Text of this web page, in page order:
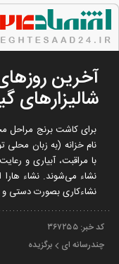
آخرین
شالیزار‌های
برای کاشت برنج مراحل
نام خزانه (به زبان محلی
با مراقبت، آبیاری و
نشاء می‌شوند. نشاء هارا
نشاء‌کاری بصورت دستی و
کد خبر: ۳۶۷۲۵۵
چندرسانه ای
برگزیده